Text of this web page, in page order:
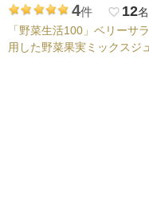
4件 favorite_border 12名
「野菜生活100」ベリーサ
用した野菜果実ミックスジ